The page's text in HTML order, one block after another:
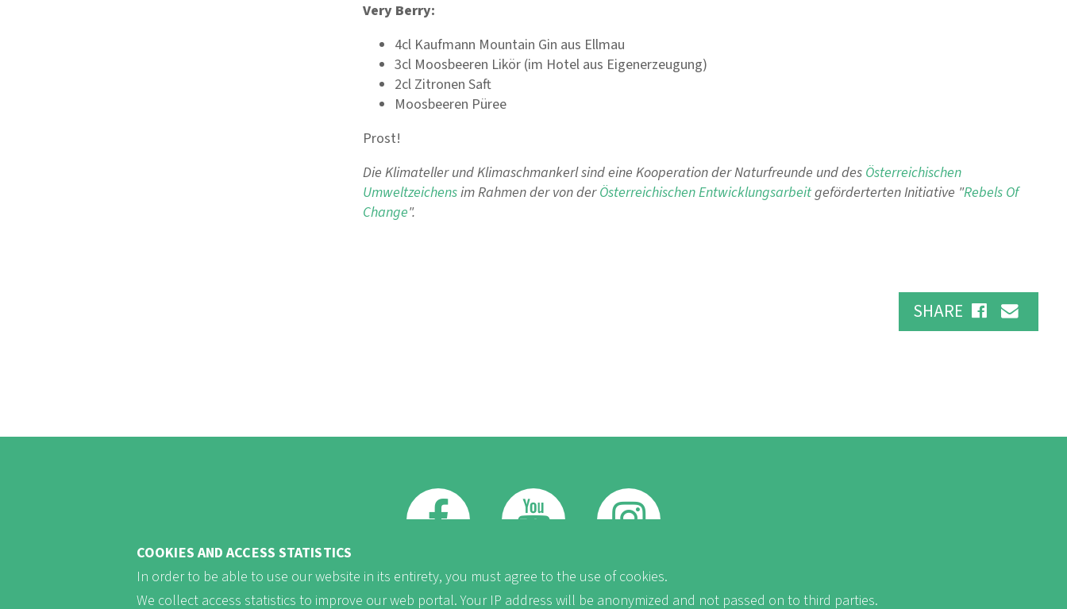
Very Berry:
4cl Kaufmann Mountain Gin aus Ellmau
3cl Moosbeeren Likör (im Hotel aus Eigenerzeugung)
2cl Zitronen Saft
Moosbeeren Püree
Prost!
Die Klimateller und Klimaschmankerl sind eine Kooperation der Naturfreunde und des Österreichischen
Umweltzeichensim Rahmen der von derÖsterreichischen Entwicklungsarbeitgeförderterten Initiative "Rebels Of
Change".
SHARE
COOKIES AND ACCESS STATISTICS
In order to be able to use our website in its entirety, you must agree to the use of cookies.
We collect access statistics to improve our web portal. Your IP address will be anonymized and not passed on to third parties.